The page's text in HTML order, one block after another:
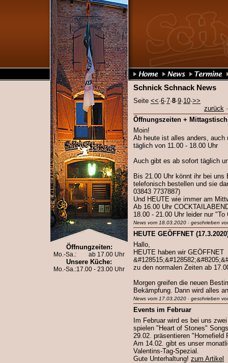
Öffnungzeiten:
Mo.-Sa.: ab 17.00 Uhr
Unsere Küche:
Mo.-Sa.:17.00 - 23.00 Uhr
Schnick Schnack News
Seite <<·6·7·8·9·10·>>
zurück
Öffnungszeiten + Mittagstisch
Moin!
Ab heute ist alles anders, auch
täglich von 11.00 - 18.00 Uhr
Auch gibt es ab sofort täglich
Bis 21.00 Uhr könnt ihr bei uns
telefonisch bestellen und sie
03843 7737887)
Und HEUTE wie immer am
Ab 16.00 Uhr
18.00 - 21.00 Uhr leider nur
News vom 18.03.2020 · geschrieben
HEUTE GEÖFFNET
Hallo,
HEUTE haben wir GEÖFFNET
zu den normalen Zeiten ab
Morgen greifen die neuen
Bekämpfung. Dann wird alles
News vom 17.03.2020 · geschrieben
Events im Februar
Im Februar wird es bei uns
spielen "Heart of Stones"
29.02. präsentieren "Homefield
Am 14.02. gibt es unser
Valentins-Tag-Spezial.
Gute Unterhaltung! zum Artikel